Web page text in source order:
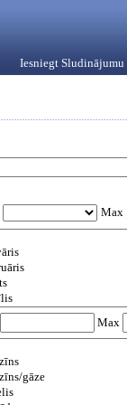
Iesniegt Sludinājumu
Max
Max